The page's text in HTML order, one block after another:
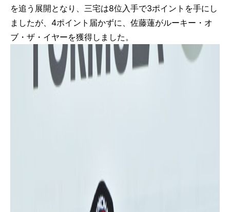
を追う展開となり、三宅は8位入手で3ポイントを手にし
ましたが、4ポイント届かずに、佐藤蓮がルーキー・オ
ブ・ザ・イヤーを獲得しました。